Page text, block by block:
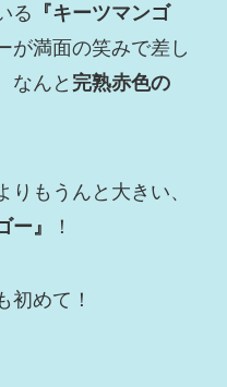
る 『キーツマンゴ
が満面の笑みで差し
なんと 完熟赤色の
もうんと大きい、
ー』 ！
初めて！